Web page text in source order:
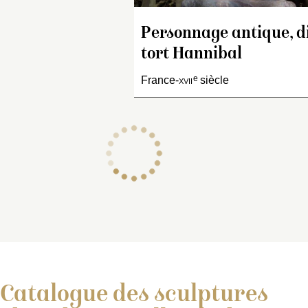
Personnage antique,
tort Hannibal
France-xviie siècle
piédouche de marbre blanc
est gravé
».
Catalogue des sculptures